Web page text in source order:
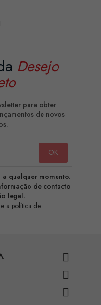
Desejo
para obter
de novos
a qualquer momento.
de contacto
legal.
a política de


